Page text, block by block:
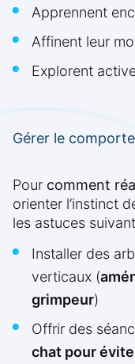
Apprennent
Affinent leur
Explorent
Gérer le
Pour comment
orienter l’instinct
les astuces
Installer des
verticaux (
grimpeur)
Offrir des
chat pour